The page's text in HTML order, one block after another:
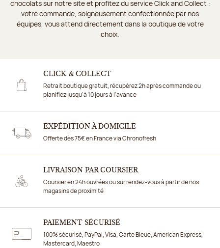
chocolats sur notre site et profitez du service Click and Collect :
votre commande, soigneusement confectionnée par nos
équipes, vous attend directement dans la boutique de votre
choix.
CLICK & COLLECT
Retrait boutique gratuit, récupérez 2h après commande ou
planifiez jusqu'à 10 jours à l'avance
EXPÉDITION À DOMICILE
Offerte dès 75€ en France via Chronofresh
LIVRAISON PAR COURSIER
Coursier en 24h ouvrées ou sur rendez-vous à partir de nos
magasins de proximité
PAIEMENT SÉCURISÉ
100% sécurisé, PayPal, Visa, Carte Bleue, American Express,
Mastercard, Maestro